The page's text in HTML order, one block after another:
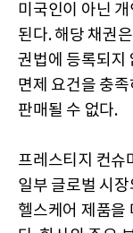
미국인이 아닌
된다. 해당 채권
권법에 등록되지
면제 요건을 충
판매될 수 없다.
프레스티지 컨슈
일부 글로벌 시
헬스케어 제품을